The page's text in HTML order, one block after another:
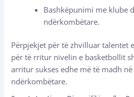
Bashkëpunimi me klube
ndërkombëtare.
Përpjekjet për të zhvilluar talentet
për të rritur nivelin e basketbollit
arritur sukses edhe më të madh
ndërkombëtare.